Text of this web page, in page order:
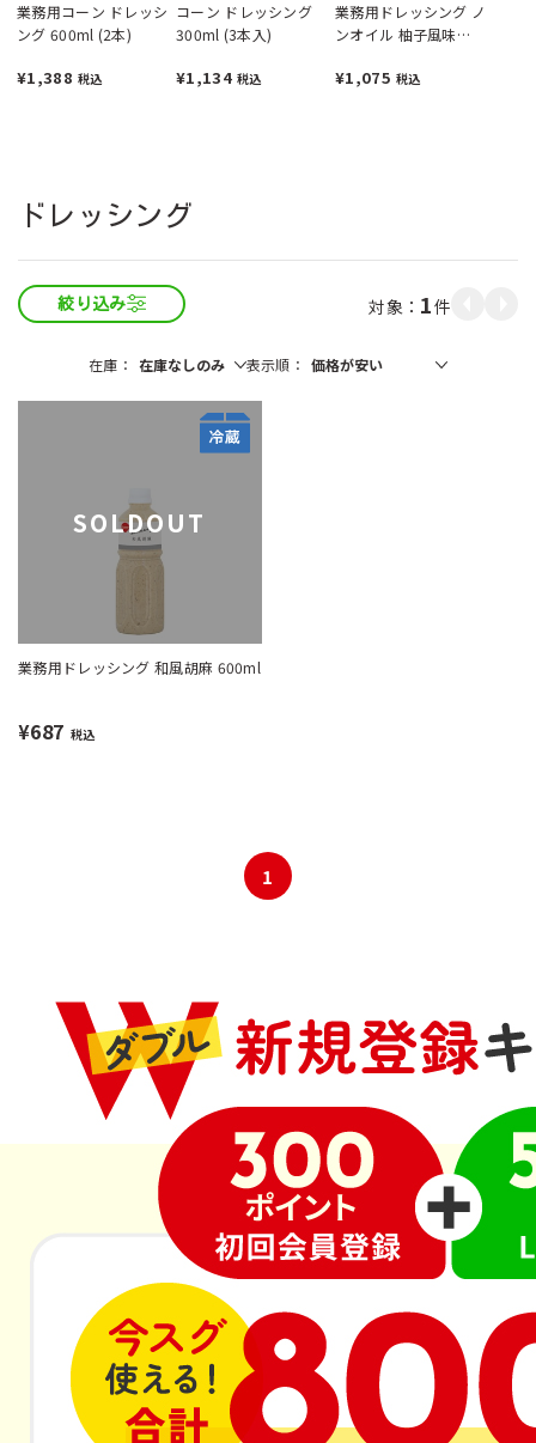
業務用コーン ドレッシ
ング 600ml (2本)
¥1,388 税込
コーン ドレッシング
300ml (3本入)
¥1,134 税込
業務用ドレッシング ノ
ンオイル 柚子風味
¥1,075 税込
ドレッシング
絞り込み 1件
在庫 表示順
SOLDOUT
業務用ドレッシング 和風胡麻 600ml
¥687 税込
1